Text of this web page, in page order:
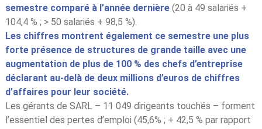
semestre comparé à l’année dernière (20 à 49 salariés +
104,4 % ; > 50 salariés + 98,5 %).
Les chiffres montrent également ce semestre une plus
forte présence de structures de grande taille avec une
augmentation de plus de 100 % des chefs d’entreprise
déclarant au-delà de deux millions d’euros de chiffres
d’affaires pour leur société.
Les gérants de SARL – 11 049 dirigeants touchés – forment
l’essentiel des pertes d’emploi (45,6% ; + 42,5 % par rapport